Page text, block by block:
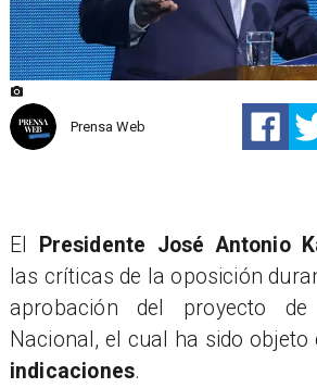
Prensa Web
El Presidente José Antonio
las críticas de la oposición
aprobación del proyecto de
Nacional, el cual ha sido objeto
indicaciones.